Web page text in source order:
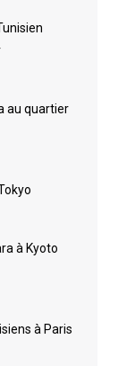
au quartier
à Kyoto
à Paris